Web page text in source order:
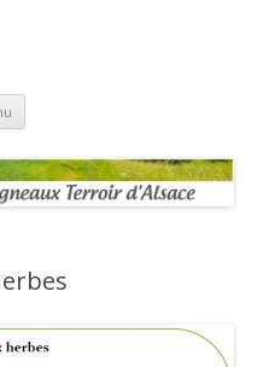
Aller au contenu principal